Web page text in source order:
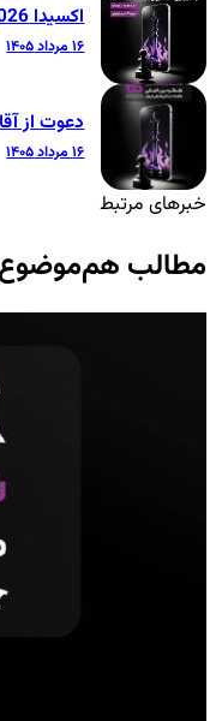
اکسیدا 2026، شصت و پنجمین کنگره بین المللی جامعه دندانپزشکی ایران
۱۶ مرداد ۱۴۰۵
دعوت از آقای دکتر سلیمانی
۱۶ مرداد ۱۴۰۵
خبرهای مرتبط
مطالب